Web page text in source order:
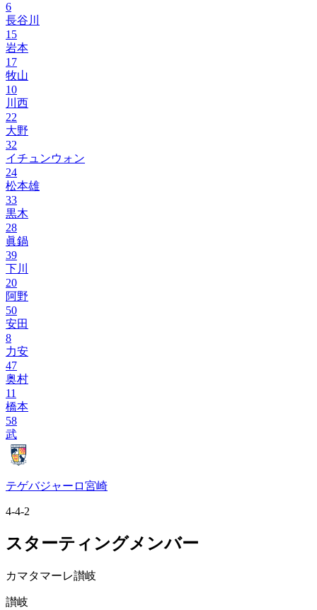
6
長谷川
15
岩本
17
牧山
10
川西
22
大野
32
イチュンウォン
24
松本雄
33
黒木
28
眞鍋
39
下川
20
阿野
50
安田
8
力安
47
奥村
11
橋本
58
武
テゲバジャーロ宮崎
4-4-2
スターティングメンバー
カマタマーレ讃岐
讃岐